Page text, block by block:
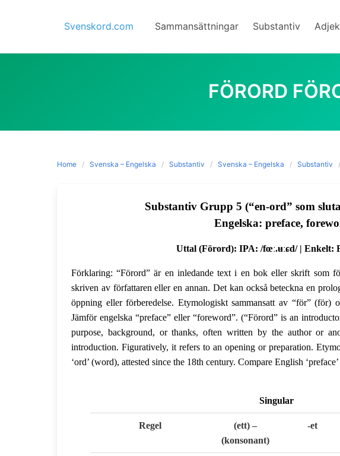
Svenskord.com Sammansättningar Substantiv
FÖRORD
Home Svenska – Engelska Substantiv Svenska – Engelska Substantiv
Substantiv Grupp 5 (“en-ord” som
Engelska: preface,
Uttal (Förord): IPA: /fœː.ʉːɕd/ | Enkelt:
Förklaring: “Förord” är en inledande text i en bok eller skrift som
skriven av författaren eller en annan. Det kan också beteckna en
öppning eller förberedelse. Etymologiskt sammansatt av “för” (för)
Jämför engelska “preface” eller “foreword”. (“Förord” is an
purpose, background, or thanks, often written by the author or
introduction. Figuratively, it refers to an opening or preparation.
‘ord’ (word), attested since the 18th century. Compare English
Singular
Regel
(ett) –
(konsonant)
-et